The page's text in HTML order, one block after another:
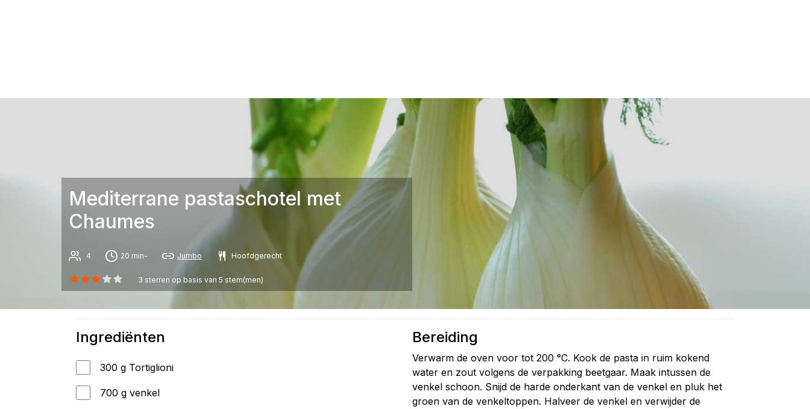
Mediterrane pastaschotel met
Chaumes
4 20 min- Jumbo Hoofdgerecht
3 sterren op basis van 5 stem(men)
Ingrediënten
300 g Tortiglioni
700 g venkel
Bereiding
Verwarm de oven voor tot 200 °C. Kook de pasta in ruim kokend
water en zout volgens de verpakking beetgaar. Maak intussen de
venkel schoon. Snijd de harde onderkant van de venkel en pluk het
groen van de venkeltoppen. Halveer de venkel en verwijder de